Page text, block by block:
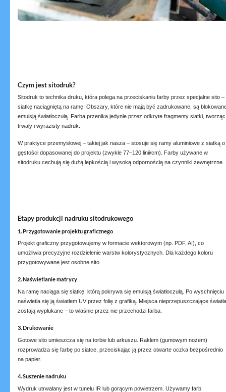
Czym jest sitodruk?
Sitodruk to technika druku, która polega na przeciskaniu farby przez specjalne sito –
siatkę naciągniętą na ramę. Obszary, które nie mają być zadrukowane, są
emulsją światłoczułą. Farba przenika jedynie przez odkryte fragmenty siatki, tworząc
trwały i wyrazisty nadruk.
W praktyce przemysłowej – takiej jak nasza – stosuje się ramy aluminiowe z siatką o
gęstości dopasowanej do projektu (zwykle 77–120 linii/cm). Farby używane w
sitodruku cechują się dużą lepkością i wysoką odpornością na czynniki zewnętrzne.
Etapy produkcji nadruku sitodrukowego
1. Przygotowanie projektu graficznego
Projekt graficzny przygotowujemy w formacie wektorowym (np. PDF, AI), co
umożliwia precyzyjne rozdzielenie warstw kolorystycznych. Dla każdego koloru
przygotowywane jest osobne sito.
2. Naświetlanie matrycy
Na ramę naciąga się siatkę, którą pokrywa się emulsją światłoczułą. Po wyschnięciu
naświetla się ją światłem UV przez folię z grafiką. Miejsca nieprzepuszczające światła
zostają wypłukane – to właśnie przez nie przechodzi farba.
3. Drukowanie
Gotowe sito umieszcza się na torbie lub arkuszu. Raklem (gumowym nożem)
rozprowadza się farbę po siatce, przeciskając ją przez otwarte oczka bezpośrednio
na papier.
4. Suszenie nadruku
Wydruk utrwalany jest w tunelu IR lub gorącym powietrzem. Używamy farb